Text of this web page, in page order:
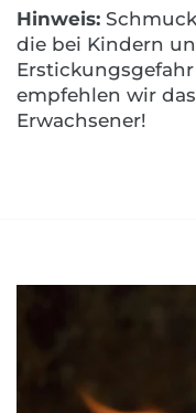
Hinweis:
die bei Kindern
empfehlen wir
Erwachsener!